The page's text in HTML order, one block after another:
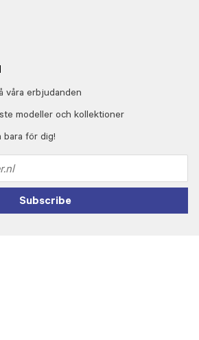
våra erbjudanden
modeller och kollektioner
bara för dig!
Subscribe